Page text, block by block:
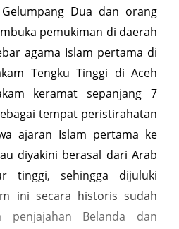
Dua dan orang
pemukiman di daerah
agama Islam pertama di
Tengku Tinggi di Aceh
keramat sepanjang 7
tempat peristirahatan
ajaran Islam pertama ke
diyakini berasal dari Arab
tinggi, sehingga dijuluki
ini secara historis sudah
penjajahan Belanda dan